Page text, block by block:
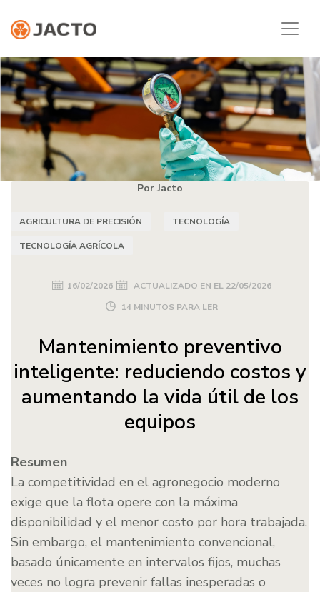
Por Jacto
AGRICULTURA DE PRECISIÓN TECNOLOGÍA
TECNOLOGÍA AGRÍCOLA
16/02/2026 ACTUALIZADO EN EL 22/05/2026
14 MINUTOS PARA LER
Mantenimiento preventivo
inteligente: reduciendo costos y
aumentando la vida útil de los
equipos
Resumen
La competitividad en el agronegocio moderno
exige que la flota opere con la máxima
disponibilidad y el menor costo por hora trabajada.
Sin embargo, el mantenimiento convencional,
basado únicamente en intervalos fijos, muchas
veces no logra prevenir fallas inesperadas o